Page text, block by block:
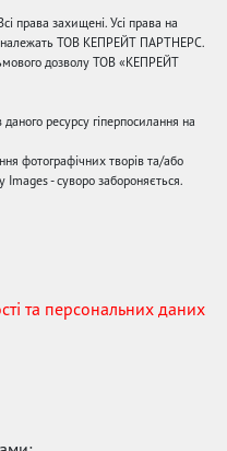
захищені. Усі права на
належать ТОВ КЕПРЕЙТ ПАРТНЕРС.
дозволу ТОВ «КЕПРЕЙТ
ресурсу гіперпосилання на
фотографічних творів та/або
Images - суворо забороняється.
та персональних даних